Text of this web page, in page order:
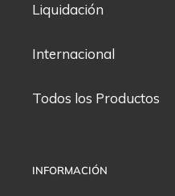
Liquidación
Internacional
Todos los Productos
INFORMACIÓN